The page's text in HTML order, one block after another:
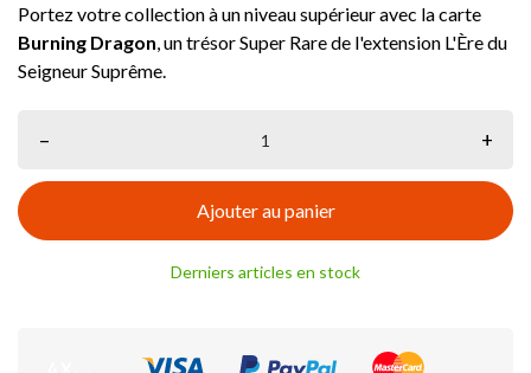
Portez votre collection à un niveau supérieur avec la carte
Burning Dragon, un trésor Super Rare de l'extension L'Ère du
Seigneur Suprême.
– +
Ajouter au panier
Derniers articles en stock